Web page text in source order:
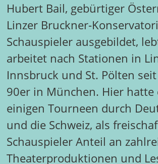
Hubert Bail, gebürtiger
Linzer Bruckner-
Schauspieler ausgebildet,
arbeitet nach Stationen in
Innsbruck und St. Pölten
90er in München. Hier hatte
einigen Tourneen durch
und die Schweiz, als
Schauspieler Anteil an
Theaterproduktionen und